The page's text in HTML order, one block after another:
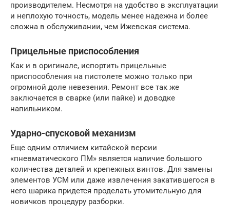
производителем. Несмотря на удобство в эксплуатации
и неплохую точность, модель менее надежна и более
сложна в обслуживании, чем Ижевская система.
Прицельные приспособления
Как и в оригинале, испортить прицельные
приспособления на пистолете можно только при
огромной доле невезения. Ремонт все так же
заключается в сварке (или пайке) и доводке
напильником.
Ударно-спусковой механизм
Еще одним отличием китайской версии
«пневматического ПМ» является наличие большого
количества деталей и крепежных винтов. Для замены
элементов УСМ или даже извлечения закатившегося в
него шарика придется проделать утомительную для
новичков процедуру разборки.